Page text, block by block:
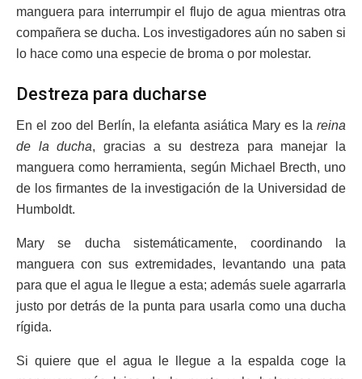
manguera para interrumpir el flujo de agua mientras otra
compañera se ducha. Los investigadores aún no saben si
lo hace como una especie de broma o por molestar.
Destreza para ducharse
En el zoo del Berlín, la elefanta asiática Mary es la reina
de la ducha, gracias a su destreza para manejar la
manguera como herramienta, según Michael Brecth, uno
de los firmantes de la investigación de la Universidad de
Humboldt.
Mary se ducha sistemáticamente, coordinando la
manguera con sus extremidades, levantando una pata
para que el agua le llegue a esta; además suele agarrarla
justo por detrás de la punta para usarla como una ducha
rígida.
Si quiere que el agua le llegue a la espalda coge la